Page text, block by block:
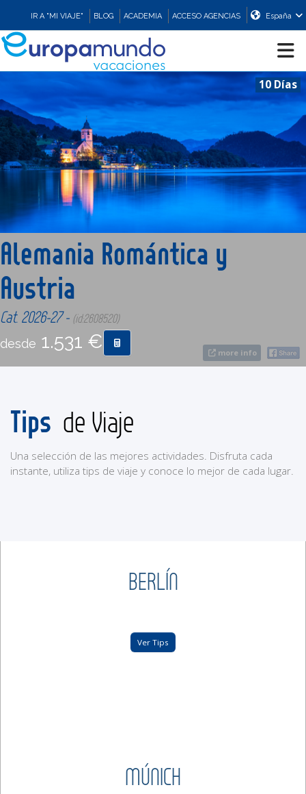
IR A "MI VIAJE" BLOG ACADEMIA ACCESO AGENCIAS España
EUROPA
ASIA
PROMOCIONES
10 Días
more info
Alemania Romántica y
Austria
Cat. 2026-27 - (id:2608520)
desde 1.531 €
Tips de Viaje
Una selección de las mejores actividades. Disfruta cada
instante, utiliza tips de viaje y conoce lo mejor de cada lugar.
BERLÍN
Ver Tips
MÚNICH